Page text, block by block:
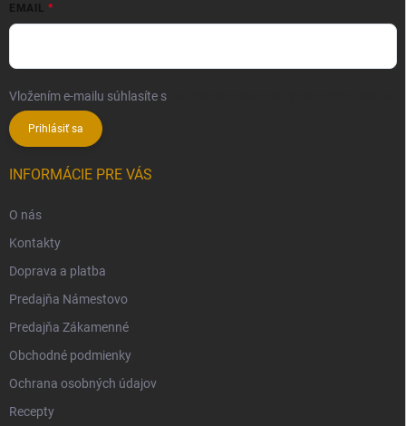
EMAIL
Vložením e-mailu súhlasíte s
Prihlásiť sa
INFORMÁCIE PRE VÁS
O nás
Kontakty
Doprava a platba
Predajňa Námestovo
Predajňa Zákamenné
Obchodné podmienky
Ochrana osobných údajov
Recepty